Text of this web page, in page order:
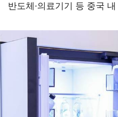
반도체·의료기기 등 중국